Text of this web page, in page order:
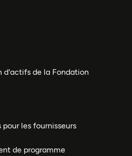
d'actifs de la Fondation
les fournisseurs
de programme